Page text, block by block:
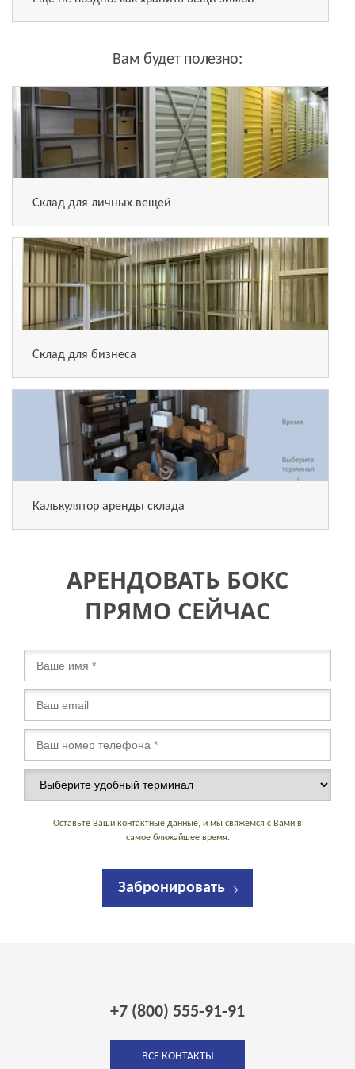
Вам будет полезно:
Склад для личных вещей
Склад для бизнеса
Калькулятор аренды склада
АРЕНДОВАТЬ БОКС
ПРЯМО СЕЙЧАС
Оставьте Ваши контактные данные, и мы свяжемся с Вами в
самое ближайшее время.
Забронировать
+7 (800) 555-91-91
ВСЕ КОНТАКТЫ